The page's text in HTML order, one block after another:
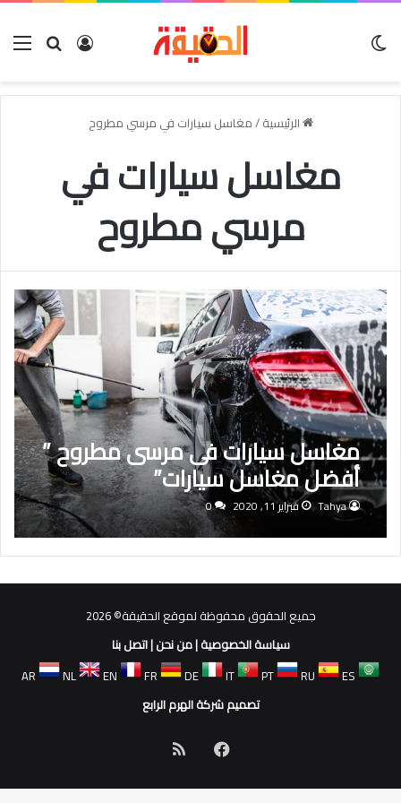
بحث عنتسجيل
الرئيسية/مغاسل سيارات في مرسي مطروح
مغاسل سيارات في
مرسي مطروح
مغاسل سيارات فى مرسى مطروح ”
أفضل مغاسل سيارات”
Tahya فبراير 11, 2020 0
جميع الحقوق محفوظة لموقع الحقيقة© 2026
سياسة الخصوصية|من نحن|اتصل بنا
AR
NL EN FR DE IT PT RU
ES
تصميم شركة الهرم الرابع
فيسبوك
الموقع